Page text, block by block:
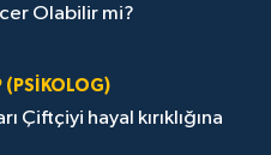
Olabilir mi?
(PSIKOLOG)
Çiftçiyi hayal kırıklığına